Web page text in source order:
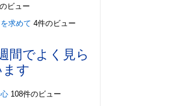
ビュー
求めて 4件のビュー
間でよく見ら
す
108件のビュー